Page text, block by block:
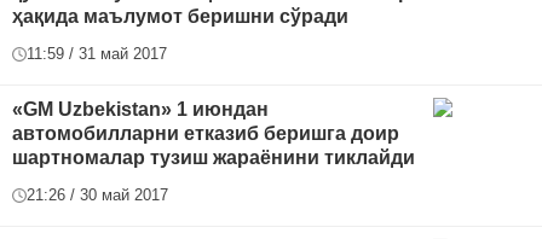
ҳақида маълумот беришни сўради
11:59 / 31 май 2017
«GM Uzbekistan» 1 июндан
автомобилларни етказиб беришга доир
шартномалар тузиш жараёнини тиклайди
21:26 / 30 май 2017